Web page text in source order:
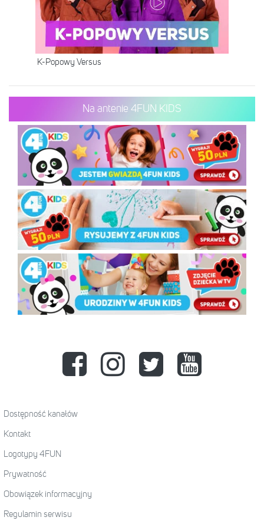
K-Popowy Versus
Na antenie 4FUN KIDS
Dostępność kanałów
Kontakt
Logotypy 4FUN
Prywatność
Obowiązek informacyjny
Regulamin serwisu